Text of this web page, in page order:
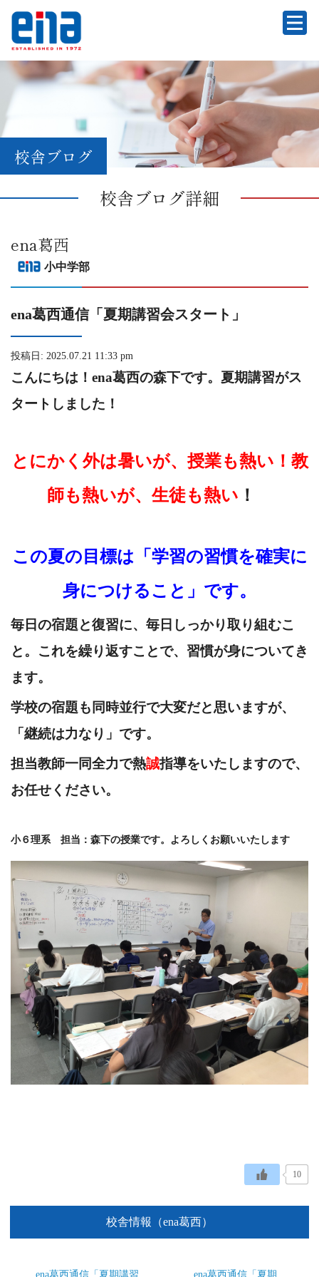
校舎ブログ
校舎ブログ詳細
ena葛西
小中学部
ena葛西通信「夏期講習会スタート」
投稿日: 2025.07.21 11:33 pm
こんにちは！ena葛西の森下です。 夏期講習がス
タートしました！
とにかく外は暑いが、授業も熱い！教
師も熱いが、生徒も熱い ！
この夏の目標は「学習の習慣を確実に
身につけること」です。
毎日の宿題と復習に、 毎日しっかり取り組むこ
と。これを繰り返すことで、習慣が身についてき
ます。
学校の宿題も同時並行で大変だと思いますが、
「継続は力なり」です。
担当教師一同全力で熱誠指導をいたしますので、
お任せください。
小６理系 担当：森下の授業です。よろしくお願いいたします
10
校舎情報（ena葛西）
ena葛西通信「夏期講習 ena葛西通信「夏期